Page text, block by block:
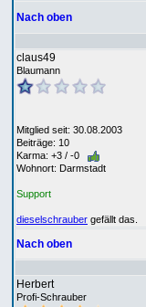
Nach oben
claus49
Blaumann
Mitglied seit: 30.08.2003
Beiträge: 10
Karma: +3 / -0
Wohnort: Darmstadt
Support
dieselschrauber gefällt das.
Nach oben
Herbert
Profi-Schrauber